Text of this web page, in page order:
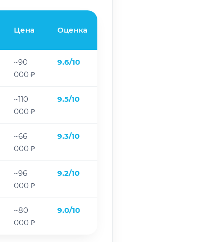
Цена Оценка
~90
000 ₽
9.6/10
~110
000 ₽
9.5/10
~66
000 ₽
9.3/10
~96
000 ₽
9.2/10
~80
000 ₽
9.0/10